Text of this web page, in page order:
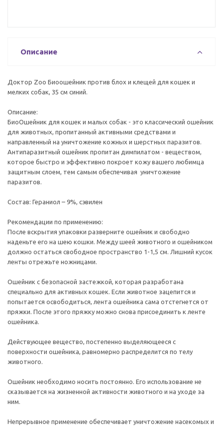
Описание
Доктор Zoo Биоошейник против блох и клещей для кошек и
мелких собак, 35 см синий.
Описание:
БиоОшейник для кошек и малых собак - это классический ошейник
для животных, пропитанный активными средствами и
направленный на уничтожение кожных и шерстных паразитов.
Антипаразитный ошейник пропитан димпилатом - веществом,
которое быстро и эффективно покроет кожу вашего любимца
защитным слоем, тем самым обеспечивая уничтожение
паразитов.
Состав: Гераниол – 9%, сэвилен
Рекомендации по применению:
После вскрытия упаковки разверните ошейник и свободно
наденьте его на шею кошки. Между шеей животного и ошейником
должно остаться свободное пространство 1-1,5 см. Лишний кусок
ленты отрежьте ножницами.
Ошейник с безопасной застежкой, которая разработана
специально для активных кошек. Если животное зацепится и
попытается освободиться, лента ошейника сама отстегнется от
пряжки. После этого пряжку можно снова присоединить к ленте
ошейника.
Действующее вещество, постепенно выделяющееся с
поверхности ошейника, равномерно распределится по телу
животного.
Ошейник необходимо носить постоянно. Его использование не
сказывается на жизненной активности животного и на уходе за
ним.
Непрерывное применение обеспечивает уничтожение насекомых и